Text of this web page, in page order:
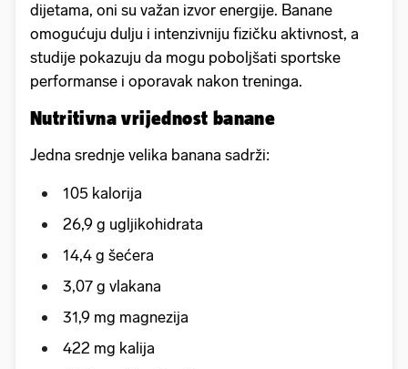
dijetama, oni su važan izvor energije. Banane
omogućuju dulju i intenzivniju fizičku aktivnost, a
studije pokazuju da mogu poboljšati sportske
performanse i oporavak nakon treninga.
Nutritivna vrijednost banane
Jedna srednje velika banana sadrži:
105 kalorija
26,9 g ugljikohidrata
14,4 g šećera
3,07 g vlakana
31,9 mg magnezija
422 mg kalija